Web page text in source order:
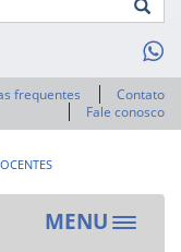
frequentes
Contato
Fale conosco
MENU
Toggle